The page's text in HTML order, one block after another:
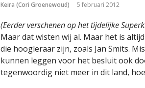
Keira (Cori Groenewoud) 5 februari 2012
(Eerder verschenen op het tijdelijke
Maar dat wisten wij al. Maar het is
die hoogleraar zijn, zoals Jan Smits.
kunnen leggen voor het besluit ook
tegenwoordig niet meer in dit land,